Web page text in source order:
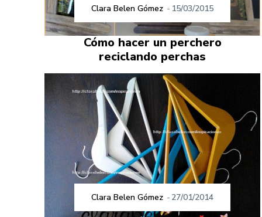
Clara Belen Gómez - 15/03/2015
Cómo hacer un perchero
reciclando perchas
Clara Belen Gómez - 27/01/2014